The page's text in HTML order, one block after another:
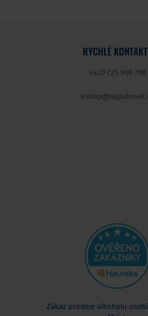
RYCHLÉ
+420 725 900 700
Zákaz prodeje alkoholu